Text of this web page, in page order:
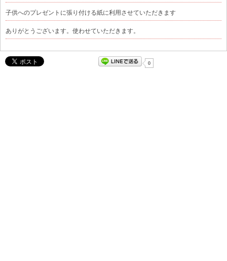
子供へのプレゼントに張り付ける紙に利用させていただきます
ありがとうございます。使わせていただきます。
0